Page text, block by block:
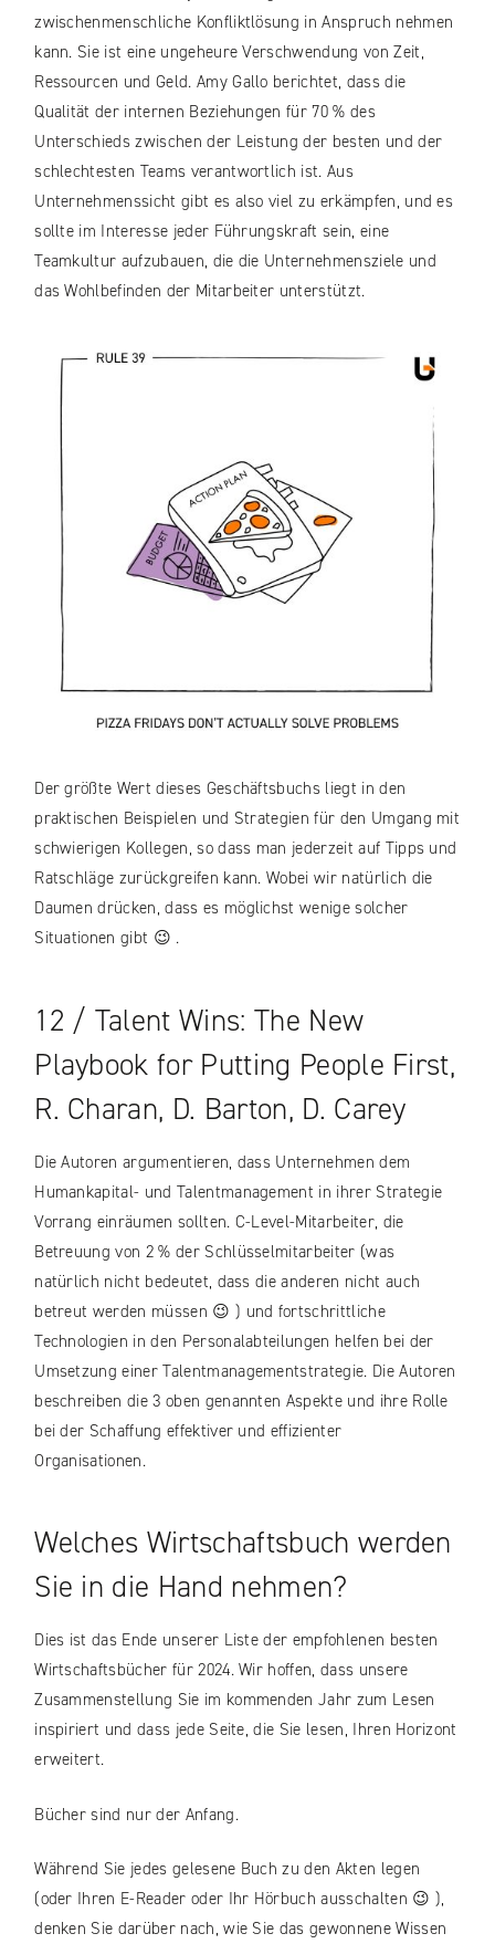
zwischenmenschliche Konfliktlösung in Anspruch nehmen
kann. Sie ist eine ungeheure Verschwendung von Zeit,
Ressourcen und Geld. Amy Gallo berichtet, dass die
Qualität der internen Beziehungen für 70 % des
Unterschieds zwischen der Leistung der besten und der
schlechtesten Teams verantwortlich ist. Aus
Unternehmenssicht gibt es also viel zu erkämpfen, und es
sollte im Interesse jeder Führungskraft sein, eine
Teamkultur aufzubauen, die die Unternehmensziele und
das Wohlbefinden der Mitarbeiter unterstützt.
Der größte Wert dieses Geschäftsbuchs liegt in den
praktischen Beispielen und Strategien für den Umgang mit
schwierigen Kollegen, so dass man jederzeit auf Tipps und
Ratschläge zurückgreifen kann. Wobei wir natürlich die
Daumen drücken, dass es möglichst wenige solcher
Situationen gibt 😉 .
12 / Talent Wins: The New
Playbook for Putting People First,
R. Charan, D. Barton, D. Carey
Die Autoren argumentieren, dass Unternehmen dem
Humankapital- und Talentmanagement in ihrer Strategie
Vorrang einräumen sollten. C-Level-Mitarbeiter, die
Betreuung von 2 % der Schlüsselmitarbeiter (was
natürlich nicht bedeutet, dass die anderen nicht auch
betreut werden müssen 😉 ) und fortschrittliche
Technologien in den Personalabteilungen helfen bei der
Umsetzung einer Talentmanagementstrategie. Die Autoren
beschreiben die 3 oben genannten Aspekte und ihre Rolle
bei der Schaffung effektiver und effizienter
Organisationen.
Welches Wirtschaftsbuch werden
Sie in die Hand nehmen?
Dies ist das Ende unserer Liste der empfohlenen besten
Wirtschaftsbücher für 2024. Wir hoffen, dass unsere
Zusammenstellung Sie im kommenden Jahr zum Lesen
inspiriert und dass jede Seite, die Sie lesen, Ihren Horizont
erweitert.
Bücher sind nur der Anfang.
Während Sie jedes gelesene Buch zu den Akten legen
(oder Ihren E-Reader oder Ihr Hörbuch ausschalten 😉 ),
denken Sie darüber nach, wie Sie das gewonnene Wissen